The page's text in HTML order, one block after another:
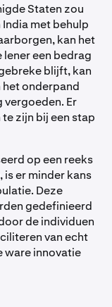
Staten zou
met behulp
kan het
een bedrag
blijft, kan
onderpand
Er
zijn bij een stap
op een reeks
er minder kans
Deze
gedefinieerd
de individuen
van echt
ware innovatie